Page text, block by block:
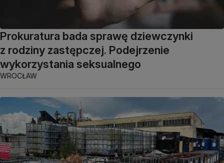
Prokuratura bada sprawę dziewczynki
z rodziny zastępczej. Podejrzenie
wykorzystania seksualnego
WROCŁAW